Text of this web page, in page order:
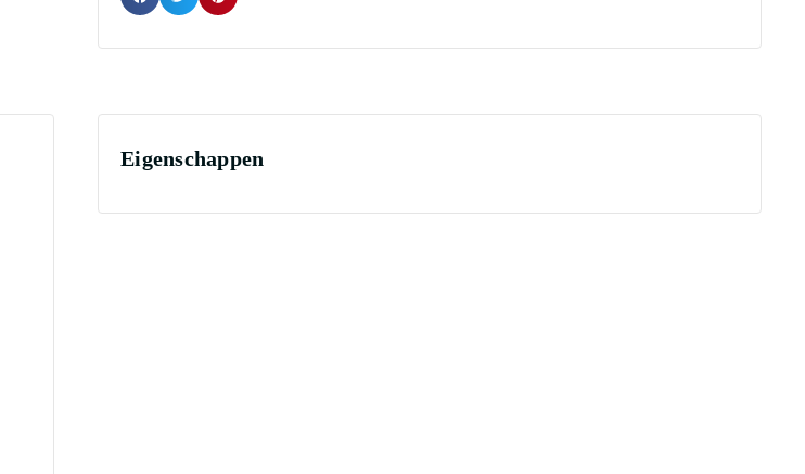
Eigenschappen